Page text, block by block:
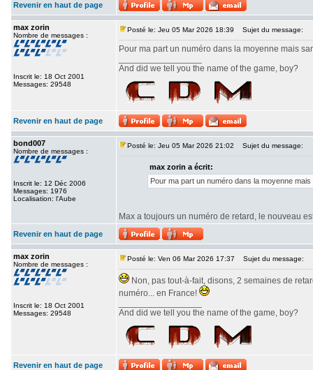
Revenir en haut de page
max zorin
Nombre de messages :
Inscrit le: 18 Oct 2001
Messages: 29548
Posté le: Jeu 05 Mar 2026 18:39 Sujet du message:
Pour ma part un numéro dans la moyenne mais
And did we tell you the name of the game, boy?
Revenir en haut de page
bond007
Nombre de messages :
Inscrit le: 12 Déc 2006
Messages: 1976
Localisation: l'Aube
Posté le: Jeu 05 Mar 2026 21:02 Sujet du message:
max zorin a écrit:
Pour ma part un numéro dans la moyenne
Max a toujours un numéro de retard, le nouveau
Revenir en haut de page
max zorin
Nombre de messages :
Inscrit le: 18 Oct 2001
Messages: 29548
Posté le: Ven 06 Mar 2026 17:37 Sujet du message:
Non, pas tout-à-fait, disons, 2 semaines de
numéro... en France!
And did we tell you the name of the game, boy?
Revenir en haut de page